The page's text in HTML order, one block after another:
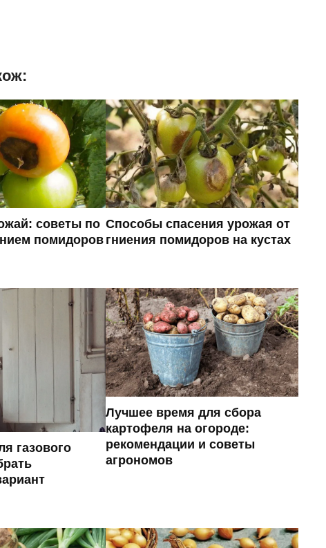
советы по
помидоров
Способы спасения урожая от
гниения помидоров на кустах
газового
Лучшее время для сбора
картофеля на огороде:
рекомендации и советы
агрономов